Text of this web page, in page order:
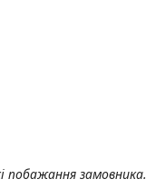
побажання замовника.